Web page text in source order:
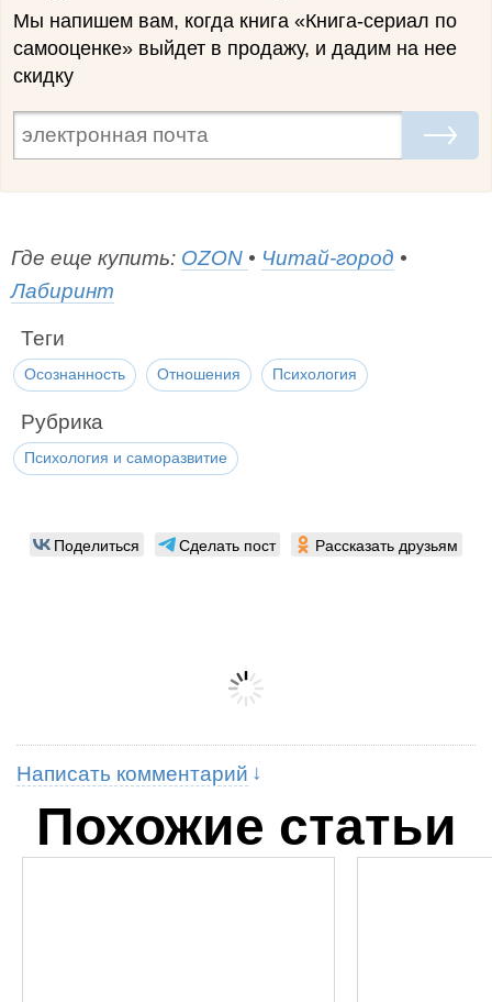
Мы напишем вам, когда книга «Книга-сериал по
самооценке» выйдет в продажу, и дадим на нее
скидку
Где еще купить: OZON • Читай-город •
Лабиринт
Теги
Осознанность Отношения Психология
Рубрика
Психология и саморазвитие
Поделиться Сделать пост Рассказать друзьям
Написать комментарий
Похожие статьи